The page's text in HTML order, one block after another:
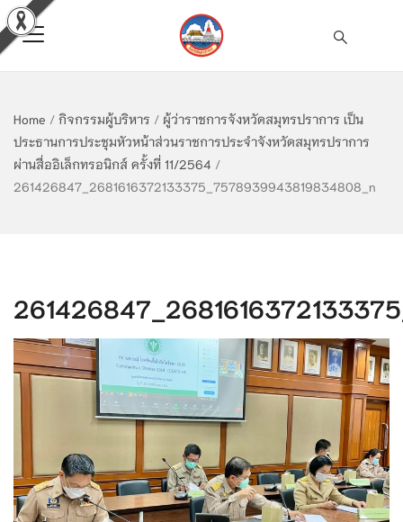
Home / กิจกรรมผู้บริหาร / ผู้ว่าราชการจังหวัดสมุทรปราการ เป็น
ประธานการประชุมหัวหน้าส่วนราชการประจำจังหวัดสมุทรปราการ
ผ่านสื่ออิเล็กทรอนิกส์ ครั้งที่ 11/2564 /
261426847_2681616372133375_7578939943819834808_n